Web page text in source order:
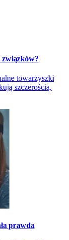
związków?
towarzyszki
szczerością.
prawda